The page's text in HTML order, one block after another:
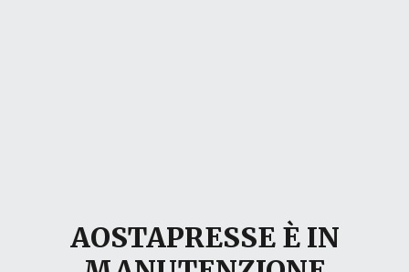
AOSTAPRESSE È IN